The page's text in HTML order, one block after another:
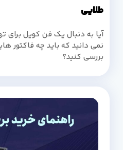
طلایی
آیا به دنبال یک فن کویل
نمی دانید که باید چه فاکتور
بررسی کنید؟